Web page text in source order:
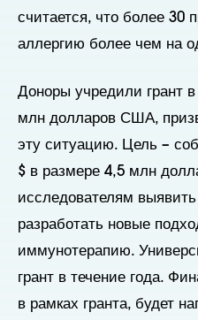
считается, что более 30
аллергию более чем на
Доноры учредили грант
млн долларов США,
эту ситуацию. Цель –
$ в размере 4,5 млн
исследователям
разработать новые
иммунотерапию.
грант в течение года.
в рамках гранта, будет